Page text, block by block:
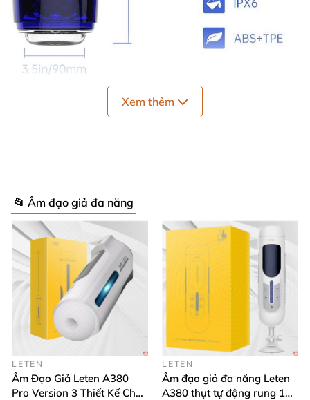
Đồ chơi tình dục nam giới này còn có một phần diện
được làm từ nhựa trong suốt màu xanh
đấng mày râu lên đỉnh dễ dàng.
Xem thêm
📂 Âm đạo giả đa năng
LETEN
Âm Đạo Giả Leten A380
Pro Version 3 Thiết Kế Chân
LETEN
Âm đạo giả đa năng Leten
A380 thụt tự động rung 10